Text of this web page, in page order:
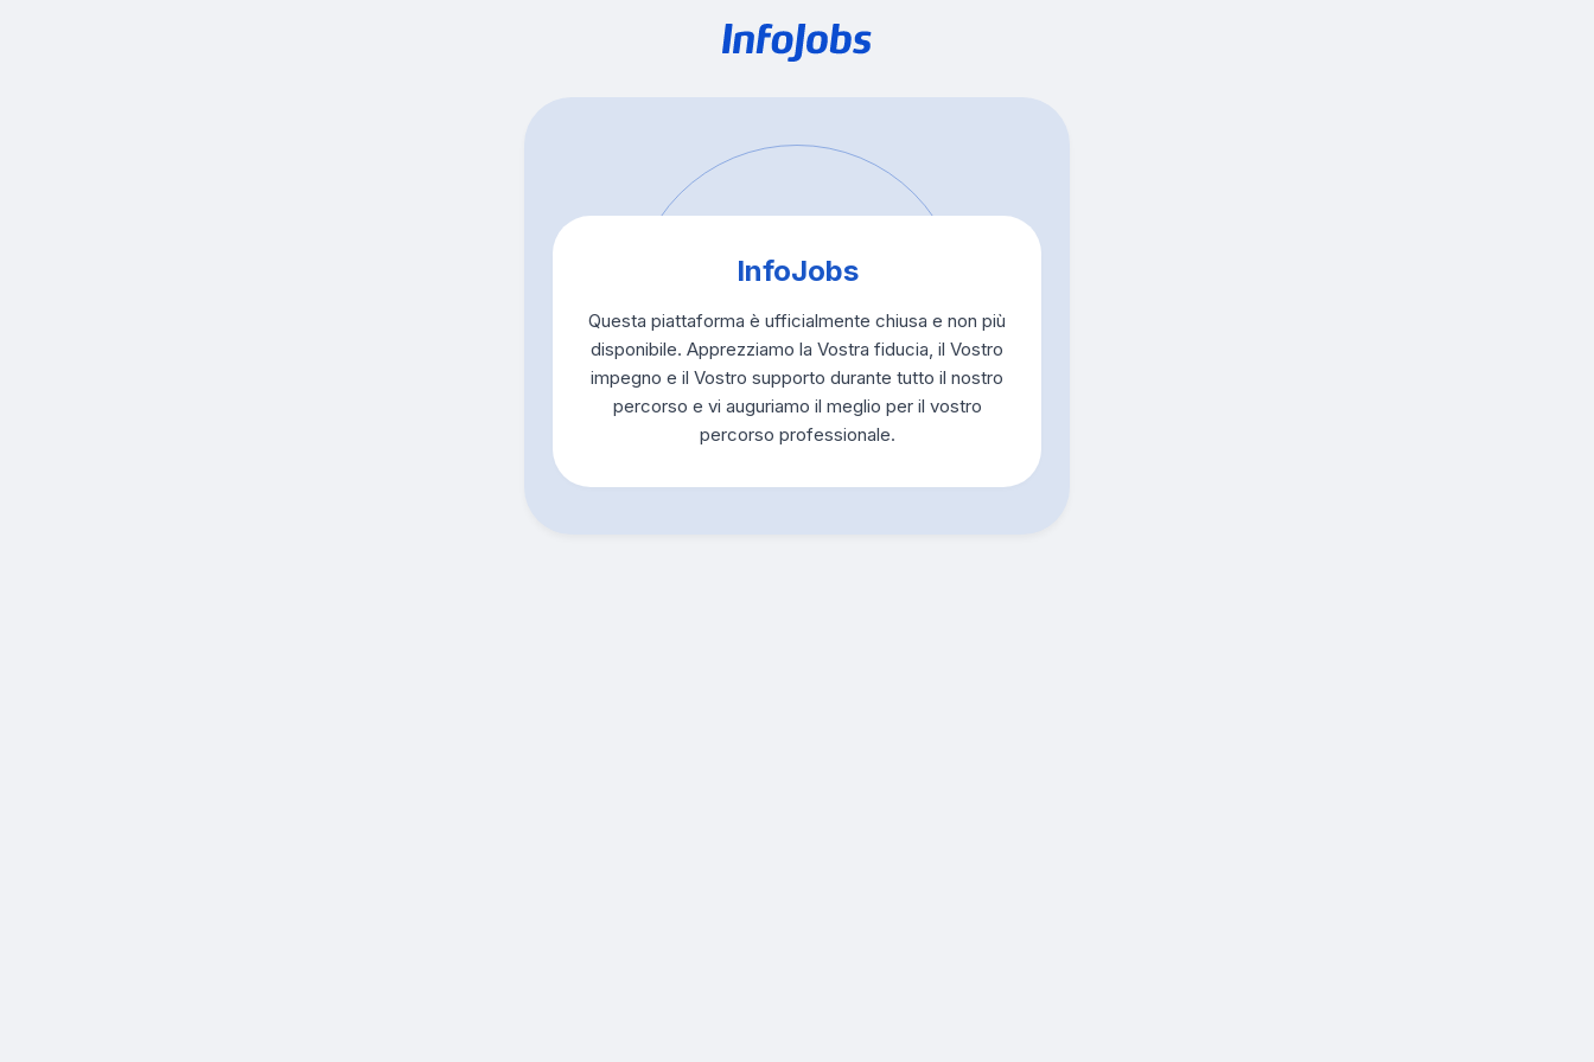
InfoJobs
Questa piattaforma è ufficialmente chiusa e non più
disponibile. Apprezziamo la Vostra fiducia, il Vostro
impegno e il Vostro supporto durante tutto il nostro
percorso e vi auguriamo il meglio per il vostro
percorso professionale.